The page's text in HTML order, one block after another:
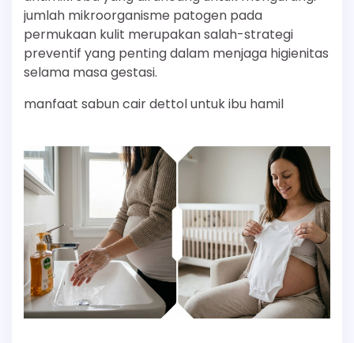
jumlah mikroorganisme patogen pada
permukaan kulit merupakan salah-strategi
preventif yang penting dalam menjaga higienitas
selama masa gestasi.
manfaat sabun cair dettol untuk ibu hamil